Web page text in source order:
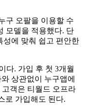
구 오팔을 이용할 수
모델을 적용했다. 단
성에 맞춰 쉽고 편안한
다. 가입 후 첫 3개월
상관없이 누구앱에
객은 티월드 오프라
로 가입해도 된다.